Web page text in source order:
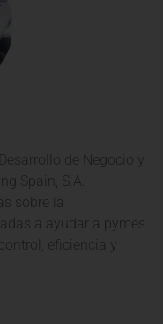
de Negocio y
Spain, S.A.
sobre la
a ayudar a pymes
eficiencia y